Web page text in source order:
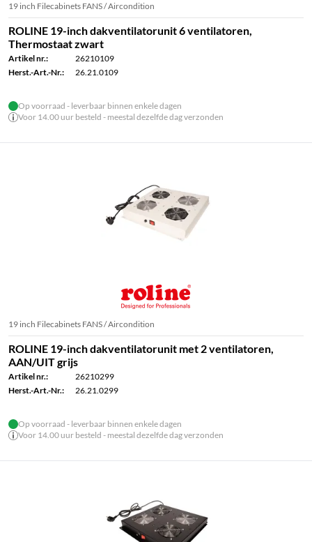
19 inch Filecabinets FANS / Aircondition
ROLINE 19-inch dakventilatorunit 6 ventilatoren,
Thermostaat zwart
Artikel nr.:
26210109
Herst.-Art.-Nr.:
26.21.0109
Op voorraad - leverbaar binnen enkele dagen
Voor 14.00 uur besteld - meestal dezelfde dag verzonden
19 inch Filecabinets FANS / Aircondition
ROLINE 19-inch dakventilatorunit met 2 ventilatoren,
AAN/UIT grijs
Artikel nr.:
26210299
Herst.-Art.-Nr.:
26.21.0299
Op voorraad - leverbaar binnen enkele dagen
Voor 14.00 uur besteld - meestal dezelfde dag verzonden